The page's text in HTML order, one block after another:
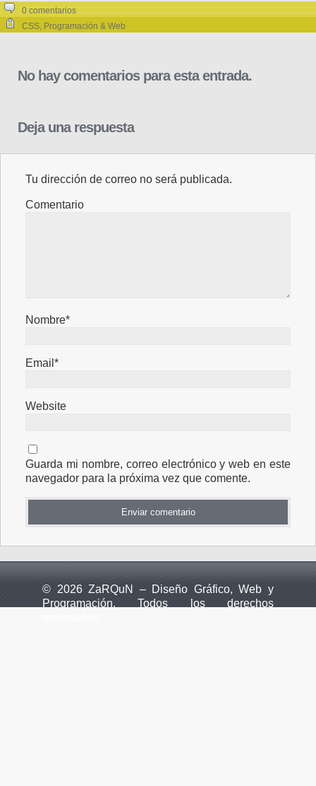
0 comentarios
CSS, Programación & Web
No hay comentarios para esta entrada.
Deja una respuesta
Tu dirección de correo no será publicada.
Comentario
Nombre*
Email*
Website
Guarda mi nombre, correo electrónico y web en este
navegador para la próxima vez que comente.
© 2026 ZaRQuN – Diseño Gráfico, Web y
Programación. Todos los derechos